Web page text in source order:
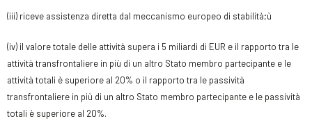
(iii) riceve assistenza diretta dal meccanismo europeo di stabilità;ù
(iv) il valore totale delle attività supera i 5 miliardi di EUR e il rapporto tra le
attività transfrontaliere in più di un altro Stato membro partecipante e le
attività totali è superiore al 20% o il rapporto tra le passività
transfrontaliere in più di un altro Stato membro partecipante e le passività
totali è superiore al 20%.